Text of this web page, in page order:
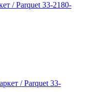
/ Parquet 33-2180-